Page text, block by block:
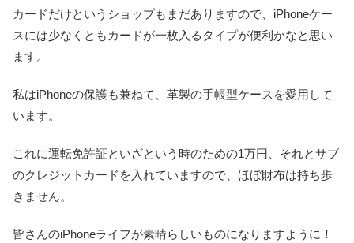
カードだけというショップもまだありますので、iPhoneケー
スには少なくともカードが一枚入るタイプが便利かなと思い
ます。
私はiPhoneの保護も兼ねて、革製の手帳型ケースを愛用して
います。
これに運転免許証といざという時のための1万円、それとサブ
のクレジットカードを入れていますので、ほぼ財布は持ち歩
きません。
皆さんのiPhoneライフが素晴らしいものになりますように！